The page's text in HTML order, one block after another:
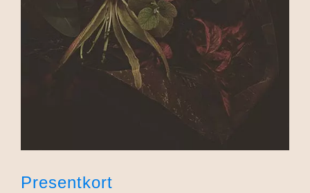
Presentkort